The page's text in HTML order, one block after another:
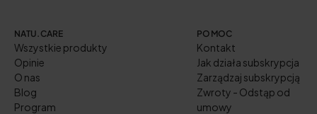
NATU.CARE
Wszystkie produkty
Opinie
O nas
Blog
Program
POMOC
Kontakt
Jak działa subskrypcja
Zarządzaj subskrypcją
Zwroty - Odstąp od
umowy